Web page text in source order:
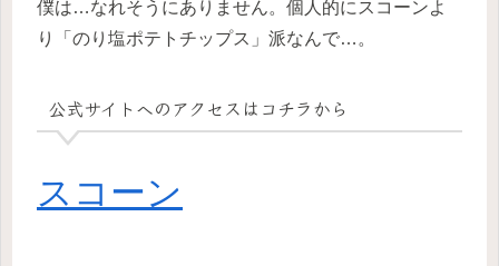
僕は…なれそうにありません。個人的にスコーンよ
り「のり塩ポテトチップス」派なんで…。
公式サイトへのアクセスはコチラから
スコーン